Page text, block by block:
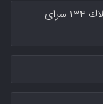
دفترمرکزی :خيابان آزادی تقاطع دکتر قریب پلاك ۱۳۴ سرای